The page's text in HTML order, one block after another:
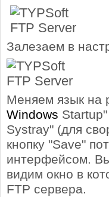
Залезаем в
Меняем язык на
Windows
Systray" (для
кнопку "Save"
интерфейсом.
видим окно в
FTP сервера.